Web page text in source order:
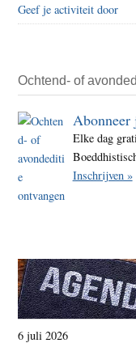
Geef je activiteit door
Ochtend- of
Abonneer
Elke dag
Inschrijven »
6 juli 2026